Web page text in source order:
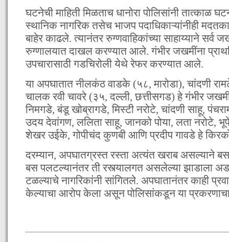
घटनेची माहिती मिळताच धानोरा पोलिसांनी तात्काळ
स्थानिक नागरिक तसेच भाजप पदाधिकाऱ्यांनीही
बाहेर काढले. त्यानंतर रुग्णवाहिकांच्या साहाय्याने सर्व
रुग्णालयात दाखल करण्यात आले. गंभीर जखमींना
उपचारासाठी गडचिरोली येथे रेफर करण्यात आले.
या अपघातात नीलकंठ वाडके (५८, मारोडा), चांदणी
चालक रवी चावरे (३५, दल्ली, छत्तीसगड) हे गंभीर
निमगडे, बंडू खोब्रागडे, मिस्टी नरोटे, चांदणी साहू,
उदय देवांगण, ललिता साहू, जानको पोया, लता नरोटे,
शेखर उईके, गोपीचंद कुणबी आणि प्रदीप गावडे हे
दरम्यान, अपघातग्रस्त रस्ता अत्यंत खराब असल्याने
बस पलटल्यानंतर ती रस्त्यालगत असलेल्या झाडाला
टळल्याचे नागरिकांनी सांगितले. अपघातानंतर काही
केल्याचा आरोप केला असून पोलिसांकडून या